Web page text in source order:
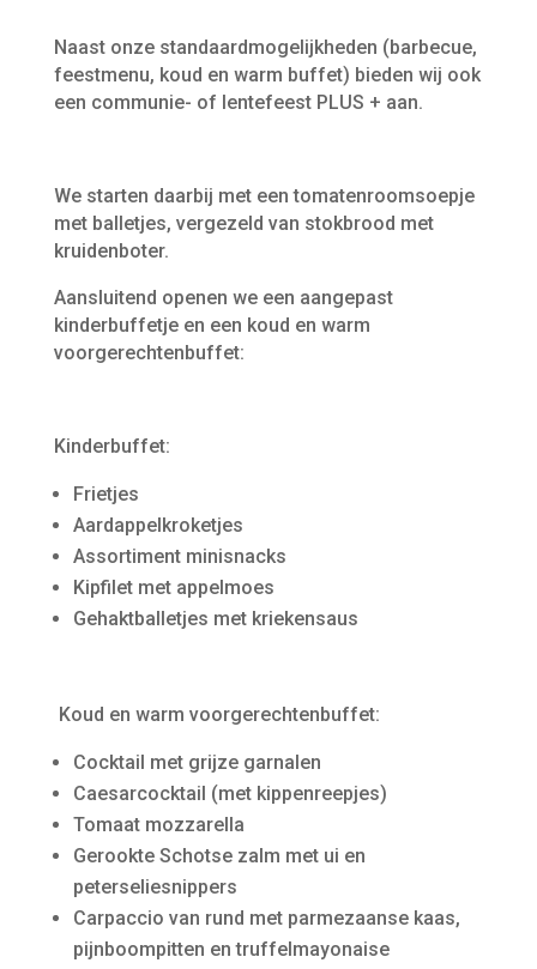
Naast onze standaardmogelijkheden (barbecue,
feestmenu, koud en warm buffet) bieden wij ook
een communie- of lentefeest PLUS + aan.
We starten daarbij met een tomatenroomsoepje
met balletjes, vergezeld van stokbrood met
kruidenboter.
Aansluitend openen we een aangepast
kinderbuffetje en een koud en warm
voorgerechtenbuffet:
Kinderbuffet:
Frietjes
Aardappelkroketjes
Assortiment minisnacks
Kipfilet met appelmoes
Gehaktballetjes met kriekensaus
Koud en warm voorgerechtenbuffet:
Cocktail met grijze garnalen
Caesarcocktail (met kippenreepjes)
Tomaat mozzarella
Gerookte Schotse zalm met ui en
peterseliesnippers
Carpaccio van rund met parmezaanse kaas,
pijnboompitten en truffelmayonaise